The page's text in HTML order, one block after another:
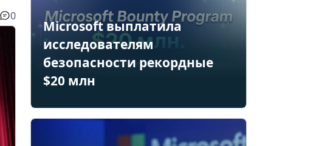
0
Microsoft выплатила
исследователям
безопасности рекордные
$20 млн